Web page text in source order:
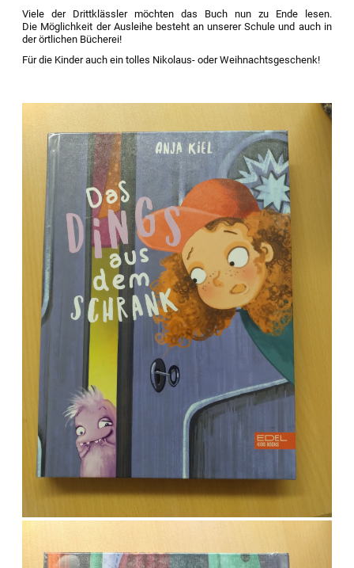
Viele der Drittklässler möchten das Buch nun zu Ende lesen.
Die Möglichkeit der Ausleihe besteht an unserer Schule und auch in
der örtlichen Bücherei!
Für die Kinder auch ein tolles Nikolaus- oder Weihnachtsgeschenk!